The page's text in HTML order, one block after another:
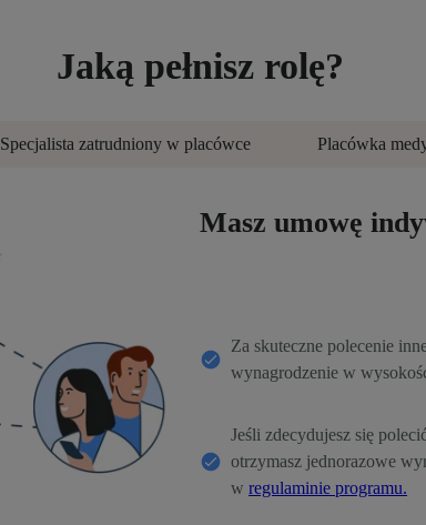
Jaką pełnisz rolę?
Specjalista zatrudniony w placówce Placówka
Masz umowę
Za skuteczne polecenie
wynagrodzenie w
Jeśli zdecydujesz się
otrzymasz jednorazowe
w regulaminie programu.